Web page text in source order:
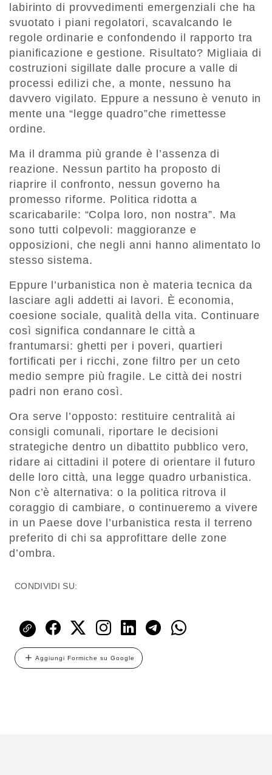
labirinto di provvedimenti emergenziali che ha
svuotato i piani regolatori, scavalcando le
regole ordinarie e confondendo il rapporto tra
pianificazione e gestione. Risultato? Migliaia di
costruzioni sigillate dalle procure a valle di
processi edilizi che, a monte, nessuno ha
davvero vigilato. Eppure a nessuno è venuto in
mente una “legge quadro”che rimettesse
ordine.
Ma il dramma più grande è l’assenza di
reazione. Nessun partito ha proposto di
riaprire il confronto, nessun governo ha
promesso riforme. Politica ridotta a
scaricabarile: “Colpa loro, non nostra”. Ma
sono tutti colpevoli: maggioranze e
opposizioni, che negli anni hanno alimentato lo
stesso sistema.
Eppure l’urbanistica non è materia tecnica da
lasciare agli addetti ai lavori. È economia,
coesione sociale, qualità della vita. Continuare
così significa condannare le città a
frantumarsi: ghetti per i poveri, quartieri
fortificati per i ricchi, zone filtro per un ceto
medio sempre più fragile. Le città dei nostri
padri non erano così.
Ora serve l’opposto: restituire centralità ai
consigli comunali, riportare le decisioni
strategiche dentro un dibattito pubblico vero,
ridare ai cittadini il potere di orientare il futuro
delle loro città, una legge quadro urbanistica.
Non c’è alternativa: o la politica ritrova il
coraggio di cambiare, o continueremo a vivere
in un Paese dove l’urbanistica resta il terreno
preferito di chi sa approfittare delle zone
d’ombra.
CONDIVIDI SU:
Aggiungi Formiche su Google